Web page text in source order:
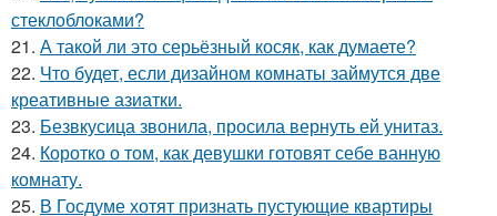
стеклоблоками?
21. А такой ли это серьёзный косяк, как думаете?
22. Что будет, если дизайном комнаты займутся две
креативные азиатки.
23. Безвкусица звонила, просила вернуть ей унитаз.
24. Коротко о том, как девушки готовят себе ванную
комнату.
25. В Госдуме хотят признать пустующие квартиры